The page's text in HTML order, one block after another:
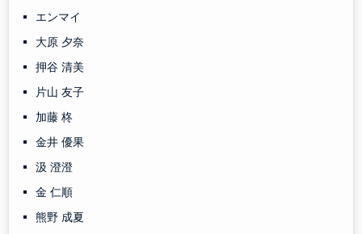
エンマイ
大原 夕奈
押谷 清美
片山 友子
加藤 柊
金井 優果
汲 澄澄
金 仁順
熊野 成夏